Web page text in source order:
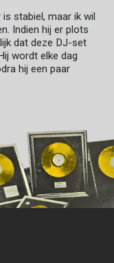
stabiel, maar ik wil
Indien hij er plots
dat deze DJ-set
wordt elke dag
hij een paar